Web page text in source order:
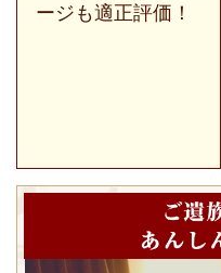
ージも適正評価！